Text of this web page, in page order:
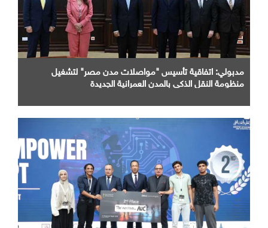
مدبولي: اتفاقية تأسيس "مواصلات مدن مصر" لتشغيل
منظومة النقل الذكي بالمدن العمرانية الجديدة